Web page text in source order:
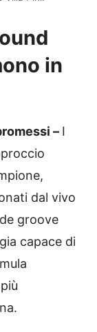
in
– I
dal vivo
groove
capace di